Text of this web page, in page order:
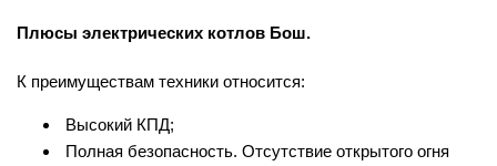
Плюсы электрических котлов Бош.
К преимуществам техники относится:
Высокий КПД;
Полная безопасность. Отсутствие открытого огня